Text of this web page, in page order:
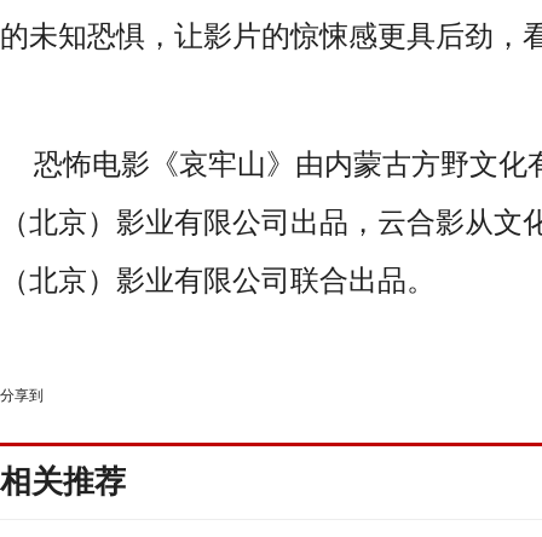
的未知恐惧，让影片的惊悚感更具后劲，
恐怖电影《哀牢山》由内蒙古方野文化
（北京）影业有限公司出品，云合影从文
（北京）影业有限公司联合出品。
分享到
相关推荐